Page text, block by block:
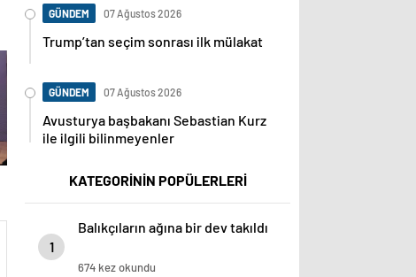
GÜNDEM 07 Ağustos 2026
Trump’tan seçim sonrası ilk mülakat
GÜNDEM 07 Ağustos 2026
Avusturya başbakanı Sebastian Kurz
ile ilgili bilinmeyenler
KATEGORİNİN POPÜLERLERİ
1
Balıkçıların ağına bir dev takıldı
674 kez okundu